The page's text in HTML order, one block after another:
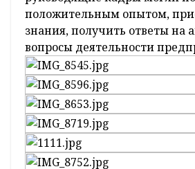
положительным опытом,
знания, получить ответы на
вопросы деятельности